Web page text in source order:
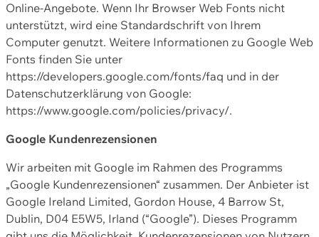
Online-Angebote. Wenn Ihr Browser Web Fonts nicht
unterstützt, wird eine Standardschrift von Ihrem
Computer genutzt. Weitere Informationen zu Google Web
Fonts finden Sie unter
https://developers.google.com/fonts/faq und in der
Datenschutzerklärung von Google:
https://www.google.com/policies/privacy/.
Google Kundenrezensionen
Wir arbeiten mit Google im Rahmen des Programms
„Google Kundenrezensionen“ zusammen. Der Anbieter ist
Google Ireland Limited, Gordon House, 4 Barrow St,
Dublin, D04 E5W5, Irland (“Google”). Dieses Programm